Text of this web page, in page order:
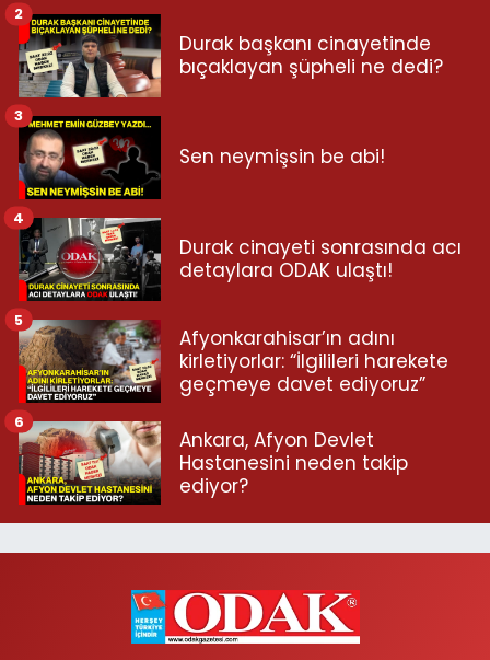
Durak başkanı cinayetinde
bıçaklayan şüpheli ne dedi?
2
Sen neymişsin be abi!
3
Durak cinayeti sonrasında acı
detaylara ODAK ulaştı!
4
Afyonkarahisar’ın adını
kirletiyorlar: “İlgilileri harekete
geçmeye davet ediyoruz”
5
Ankara, Afyon Devlet
Hastanesini neden takip
ediyor?
6